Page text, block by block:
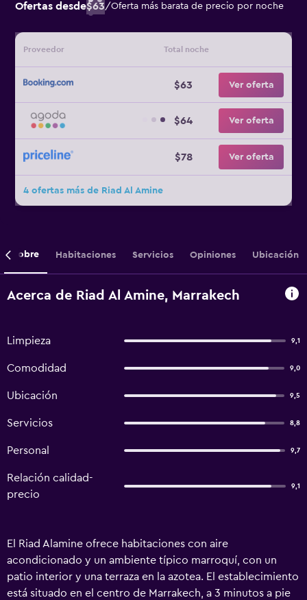
Ofertas desde$63/Oferta más barata de precio por noche
Proveedor Total noche
$63 Ver oferta
$64 Ver oferta
$78 Ver oferta
4 ofertas más de Riad Al Amine
Sobre Habitaciones Servicios Opiniones Ubicación
Acerca de Riad Al Amine, Marrakech
Limpieza 9,1
Comodidad 9,0
Ubicación 9,5
Servicios 8,8
Personal 9,7
Relación calidad-
precio
9,1
El Riad Alamine ofrece habitaciones con aire
acondicionado y un ambiente típico marroquí, con un
patio interior y una terraza en la azotea. El establecimiento
está situado en el centro de Marrakech, a 3 minutos a pie